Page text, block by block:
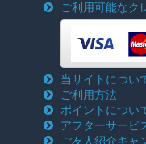
ご利用可能なク
当サイトについ
ご利用方法
ポイントについ
アフターサービ
ご友人紹介キャ